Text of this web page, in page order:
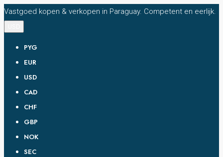
Vastgoed kopen & verkopen in Paraguay. Competent en eerlijk.
PYG
EUR
USD
CAD
CHF
GBP
NOK
SEC